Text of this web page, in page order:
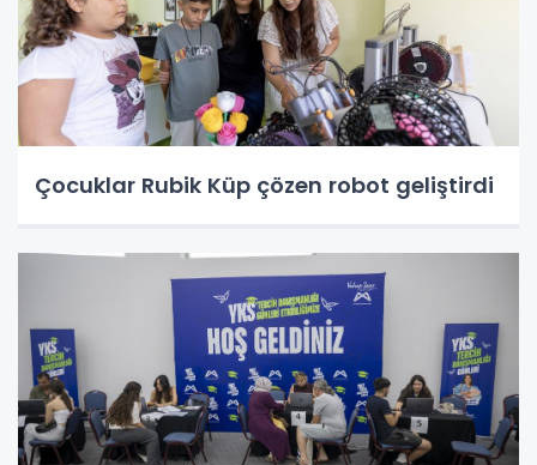
Çocuklar Rubik Küp çözen robot geliştirdi